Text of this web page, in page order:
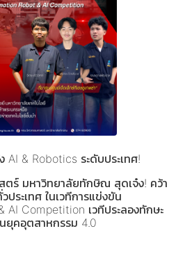
& Robotics ระดับประเทศ!
ตร์ มหาวิทยาลัยทักษิณ สุดเจ๋ง! คว้า
ระเทศ ในเวทีการแข่งขัน
AI Competition เวทีประลองทักษะ
ยุคอุตสาหกรรม 4.0